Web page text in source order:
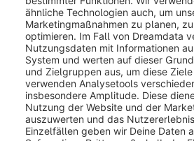
War dieser Artikel hilfreich?